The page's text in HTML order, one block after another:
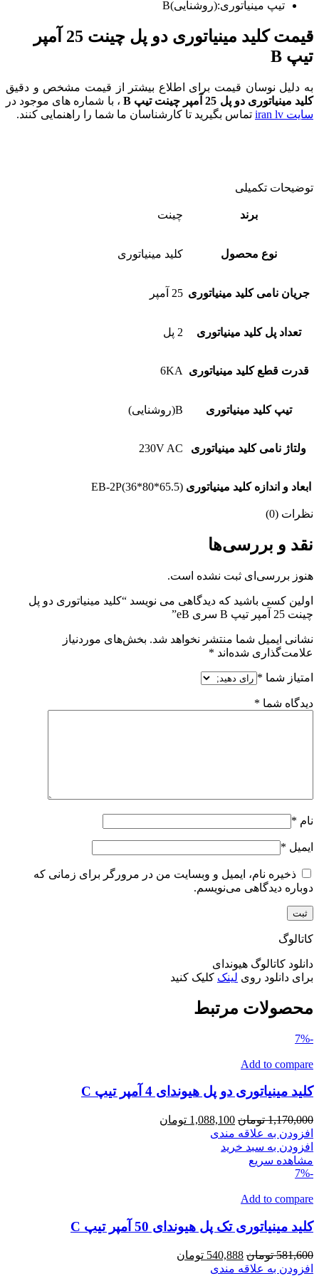
تیپ مینیاتوری:(روشنایی)B
قیمت کلید مینیاتوری دو پل چینت 25 آمپر
تیپ B
به دلیل نوسان قیمت برای اطلاع بیشتر از قیمت مشخص و دقیق
کلید مینیاتوری دو پل 25 آمپر چینت تیپ B
، با شماره های موجود در
سایت iran lv
تماس بگیرید تا کارشناسان ما شما را راهنمایی کنند.
توضیحات تکمیلی
برند چینت
نوع محصول کلید مینیاتوری
جریان نامی کلید مینیاتوری 25 آمپر
تعداد پل کلید مینیاتوری 2 پل
قدرت قطع کلید مینیاتوری 6KA
تیپ کلید مینیاتوری B(روشنایی)
ولتاژ نامی کلید مینیاتوری 230V AC
ابعاد و اندازه کلید مینیاتوری EB-2P(36*80*65.5)
نظرات (0)
نقد و بررسی‌ها
هنوز بررسی‌ای ثبت نشده است.
اولین کسی باشید که دیدگاهی می نویسد “کلید مینیاتوری دو پل
چینت 25 آمپر تیپ B سری eB”
نشانی ایمیل شما منتشر نخواهد شد. بخش‌های موردنیاز
علامت‌گذاری شده‌اند *
امتیاز شما *
دیدگاه شما *
نام *
ایمیل *
ذخیره نام، ایمیل و وبسایت من در مرورگر برای زمانی که
دوباره دیدگاهی می‌نویسم.
کاتالوگ
دانلود کاتالوگ هیوندای
برای دانلود روی لینک کلیک کنید
محصولات مرتبط
-7%
Add to compare
کلید مینیاتوری دو پل هیوندای 4 آمپر تیپ C
1,170,000 تومان قیمت
اصلی
1,088,100 تومان
افزودن به علاقه مندی
افزودن به سبد خرید
مشاهده سریع
-7%
Add to compare
کلید مینیاتوری تک پل هیوندای 50 آمپر تیپ C
581,600 تومان قیمت
اصلی
540,888 تومان
افزودن به علاقه مندی